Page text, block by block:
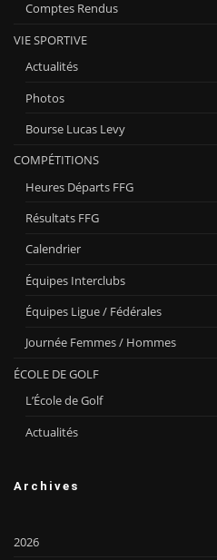
Comptes Rendus
VIE SPORTIVE
Actualités
Photos
Bourse Lucas Levy
COMPÉTITIONS
Heures Départs FFG
Résultats FFG
Calendrier
Équipes Interclubs
Équipes Ligue / Fédérales
Journée Femmes / Hommes
ÉCOLE DE GOLF
L’École de Golf
Actualités
Archives
2026